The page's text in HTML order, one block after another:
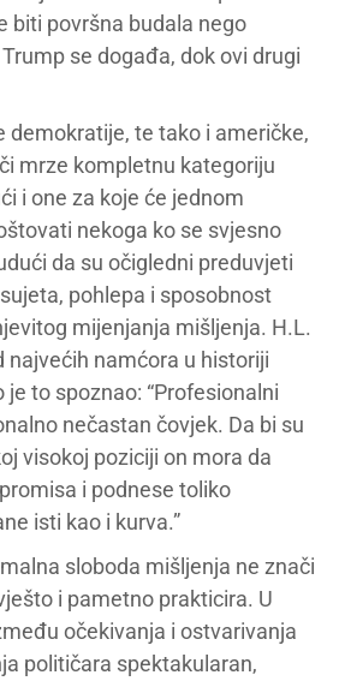
biti površna budala nego
se događa, dok ovi drugi
demokratije, te tako i američke,
mrze kompletnu kategoriju
i one za koje će jednom
nekoga ko se svjesno
da su očigledni preduvjeti
pohlepa i sposobnost
mijenjanja mišljenja. H.L.
najvećih namćora u historiji
to spoznao: “Profesionalni
nečastan čovjek. Da bi su
visokoj poziciji on mora da
i podnese toliko
isti kao i kurva.”
sloboda mišljenja ne znači
i pametno prakticira. U
očekivanja i ostvarivanja
političara spektakularan,